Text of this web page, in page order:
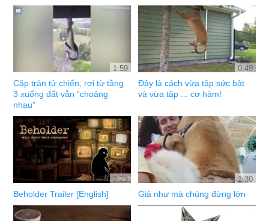
1:59
Cặp trăn tử chiến, rơi từ tầng
3 xuống đất vẫn “choảng
nhau”
0:49
Đây là cách vừa tập sức bật
và vừa tập ... cơ hàm!
2:23
Beholder Trailer [English]
1:30
Giá như mà chúng đừng lớn